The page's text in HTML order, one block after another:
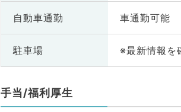
自動車通勤 車通勤可能
駐車場 ※最新情報を
手当/福利厚生